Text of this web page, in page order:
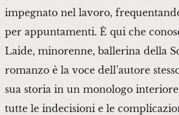
impegnato nel lavoro,
per appuntamenti. È qui che
Laide, minorenne, ballerina della
romanzo è la voce dell’autore
sua storia in un monologo interiore
tutte le indecisioni e le